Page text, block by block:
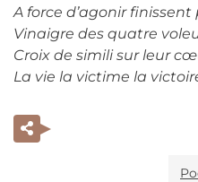
A force d’agonir
Vinaigre des quatre
Croix de simili sur leur
La vie la victime la